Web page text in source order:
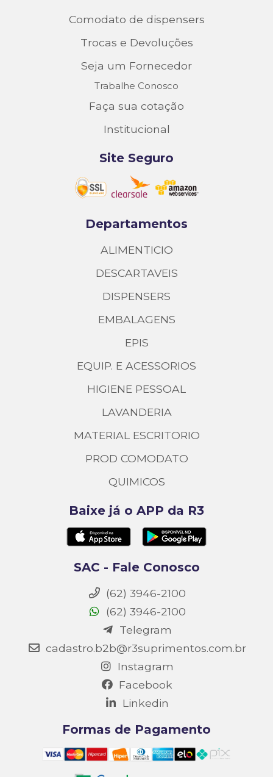
Comodato de dispensers
Trocas e Devoluções
Seja um Fornecedor
Trabalhe Conosco
Faça sua cotação
Institucional
Site Seguro
Departamentos
ALIMENTICIO
DESCARTAVEIS
DISPENSERS
EMBALAGENS
EPIS
EQUIP. E ACESSORIOS
HIGIENE PESSOAL
LAVANDERIA
MATERIAL ESCRITORIO
PROD COMODATO
QUIMICOS
Baixe já o APP da R3
SAC - Fale Conosco
(62) 3946-2100
(62) 3946-2100
Telegram
cadastro.b2b@r3suprimentos.com.br
Instagram
Facebook
Linkedin
Formas de Pagamento